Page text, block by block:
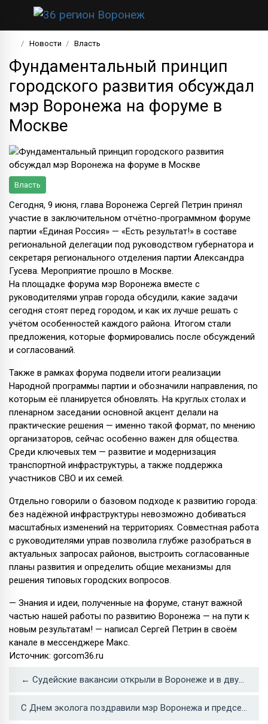
Новости Власть
Фундаментальный принцип
городского развития обсуждал
мэр Воронежа на форуме в
Москве
Власть
Сегодня, 9 июня, глава Воронежа Сергей Петрин принял
участие в заключительном отчётно-программном форуме
партии «Единая Россия» — «Есть результат!» в составе
региональной делегации под руководством губернатора и
секретаря регионального отделения партии Александра
Гусева. Мероприятие прошло в Москве.
На площадке форума мэр Воронежа вместе с
руководителями управ города обсудили, какие задачи
сегодня стоят перед городом, и как их лучше решать с
учётом особенностей каждого района. Итогом стали
предложения, которые формировались после обсуждений
и согласований.
Также в рамках форума подвели итоги реализации
Народной программы партии и обозначили направления, по
которым её планируется обновлять. На круглых столах и
пленарном заседании основной акцент делали на
практические решения — именно такой формат, по мнению
организаторов, сейчас особенно важен для общества.
Среди ключевых тем — развитие и модернизация
транспортной инфраструктуры, а также поддержка
участников СВО и их семей.
Отдельно говорили о базовом подходе к развитию города:
без надёжной инфраструктуры невозможно добиваться
масштабных изменений на территориях. Совместная работа
с руководителями управ позволила глубже разобраться в
актуальных запросах районов, выстроить согласованные
планы развития и определить общие механизмы для
решения типовых городских вопросов.
— Знания и идеи, полученные на форуме, станут важной
частью нашей работы по развитию Воронежа — на пути к
новым результатам! — написал Сергей Петрин в своём
канале в мессенджере Макс.
Источник: gorcom36.ru
← Судейские вакансии открыли в Воронеже и в двух районах области
С Днем эколога поздравили мэр Воронежа и председатель гордумы →